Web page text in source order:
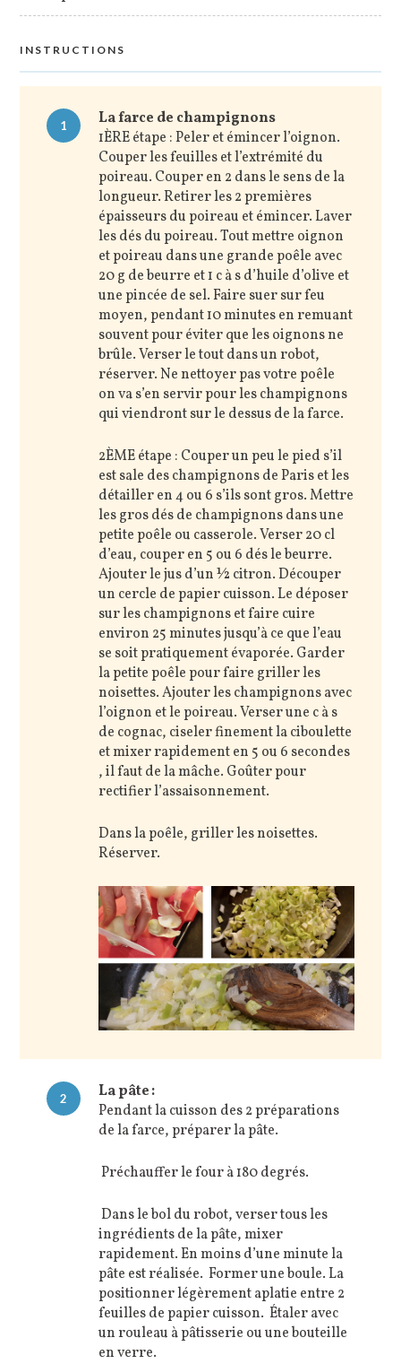
INSTRUCTIONS
1
La farce de champignons
1ÈRE étape : Peler et émincer l’oignon.
Couper les feuilles et l’extrémité du
poireau. Couper en 2 dans le sens de la
longueur. Retirer les 2 premières
épaisseurs du poireau et émincer. Laver
les dés du poireau. Tout mettre oignon
et poireau dans une grande poêle avec
20 g de beurre et 1 c à s d’huile d’olive et
une pincée de sel. Faire suer sur feu
moyen, pendant 10 minutes en remuant
souvent pour éviter que les oignons ne
brûle. Verser le tout dans un robot,
réserver. Ne nettoyer pas votre poêle
on va s’en servir pour les champignons
qui viendront sur le dessus de la farce.
2ÈME étape : Couper un peu le pied s’il
est sale des champignons de Paris et les
détailler en 4 ou 6 s’ils sont gros. Mettre
les gros dés de champignons dans une
petite poêle ou casserole. Verser 20 cl
d’eau, couper en 5 ou 6 dés le beurre.
Ajouter le jus d’un ½ citron. Découper
un cercle de papier cuisson. Le déposer
sur les champignons et faire cuire
environ 25 minutes jusqu’à ce que l’eau
se soit pratiquement évaporée. Garder
la petite poêle pour faire griller les
noisettes. Ajouter les champignons avec
l’oignon et le poireau. Verser une c à s
de cognac, ciseler finement la ciboulette
et mixer rapidement en 5 ou 6 secondes
, il faut de la mâche. Goûter pour
rectifier l’assaisonnement.
Dans la poêle, griller les noisettes.
Réserver.
2
La pâte :
Pendant la cuisson des 2 préparations
de la farce, préparer la pâte.
Préchauffer le four à 180 degrés.
Dans le bol du robot, verser tous les
ingrédients de la pâte, mixer
rapidement. En moins d’une minute la
pâte est réalisée. Former une boule. La
positionner légèrement aplatie entre 2
feuilles de papier cuisson. Étaler avec
un rouleau à pâtisserie ou une bouteille
en verre.